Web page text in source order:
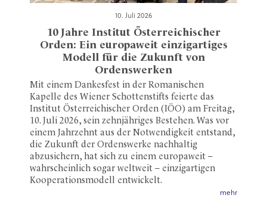
10. Juli 2026
10 Jahre Institut Österreichischer
Orden: Ein europaweit einzigartiges
Modell für die Zukunft von
Ordenswerken
Mit einem Dankesfest in der Romanischen
Kapelle des Wiener Schottenstifts feierte das
Institut Österreichischer Orden (IÖO) am Freitag,
10. Juli 2026, sein zehnjähriges Bestehen. Was vor
einem Jahrzehnt aus der Notwendigkeit entstand,
die Zukunft der Ordenswerke nachhaltig
abzusichern, hat sich zu einem europaweit –
wahrscheinlich sogar weltweit – einzigartigen
Kooperationsmodell entwickelt.
mehr